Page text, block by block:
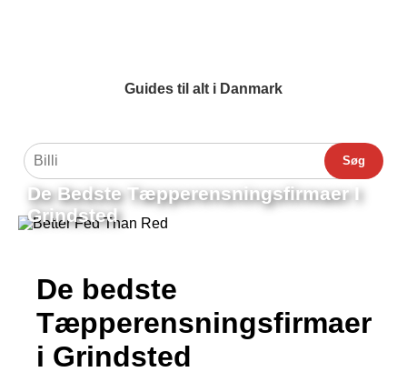
Guides til alt i Danmark
Søg
De Bedste Tæpperensningsfirmaer I
Grindsted
De bedste
Tæpperensningsfirmaer
i Grindsted